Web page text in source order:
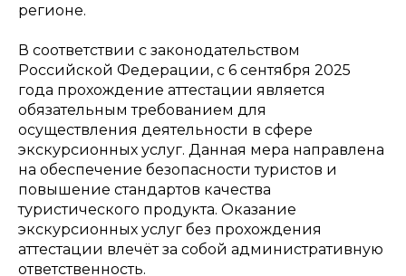
регионе.
В соответствии с законодательством
Российской Федерации, с 6 сентября 2025
года прохождение аттестации является
обязательным требованием для
осуществления деятельности в сфере
экскурсионных услуг. Данная мера направлена
на обеспечение безопасности туристов и
повышение стандартов качества
туристического продукта. Оказание
экскурсионных услуг без прохождения
аттестации влечёт за собой административную
ответственность.